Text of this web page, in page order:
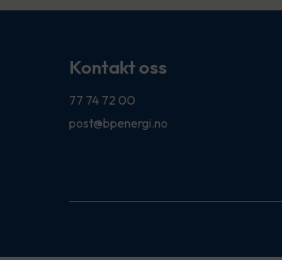
Kontakt oss
77 74 72 00
post@bpenergi.no